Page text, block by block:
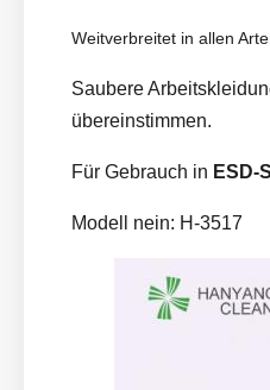
Weitverbreitet in allen
Saubere
übereinstimmen.
Für Gebrauch in ESD-
Modell nein: H-3517